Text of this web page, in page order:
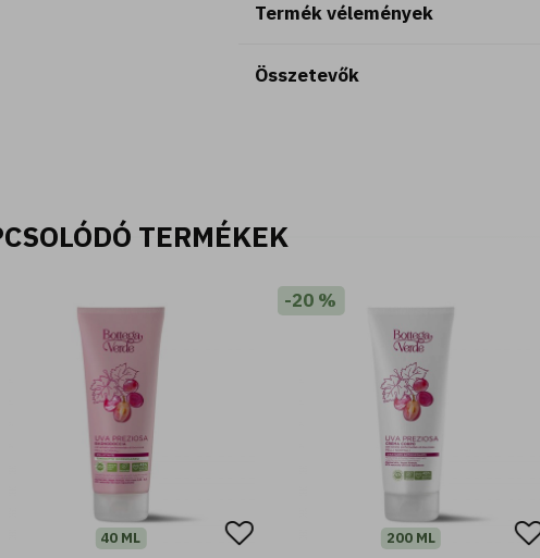
Termék vélemények
Összetevők
TERMÉKEK
40 ML
-20 %
200 ML